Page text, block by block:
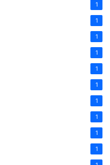
1
1
1
1
1
1
1
1
1
1